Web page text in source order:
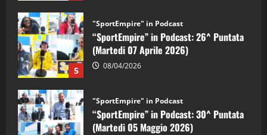
5
"SportEmpire" in Podcast
“SportEmpire” in Podcast: 26^ Puntata
(Martedi 07 Aprile 2026)
08/04/2026
"SportEmpire" in Podcast
“SportEmpire” in Podcast: 30^ Puntata
(Martedi 05 Maggio 2026)